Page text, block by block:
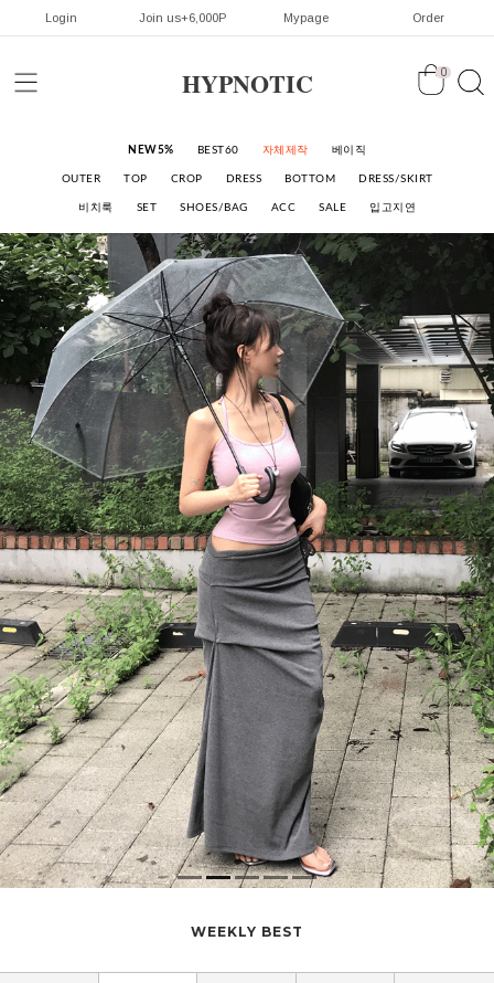
Login Join us+6,000P Mypage Order
HYPNOTIC 0
NEW5% BEST60 자체제작 베이직
OUTER TOP CROP DRESS BOTTOM DRESS/SKIRT
비치룩 SET SHOES/BAG ACC SALE 입고지연
WEEKLY BEST